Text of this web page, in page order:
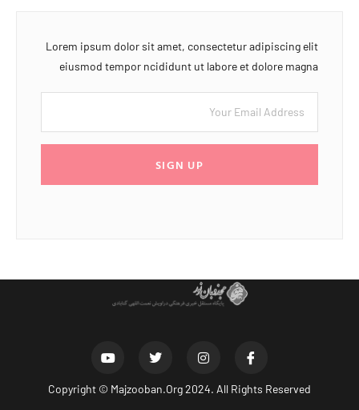
Lorem ipsum dolor sit amet, consectetur adipiscing elit
eiusmod tempor ncididunt ut labore et dolore magna
SIGN UP
Copyright © Majzooban.Org2024. All Rights Reserved